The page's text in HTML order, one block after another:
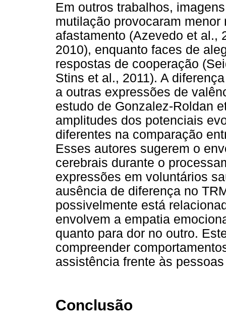
Em outros trabalhos,
mutilação provocaram menor
afastamento (Azevedo et al.,
2010), enquanto faces de
respostas de cooperação
Stins et al., 2011). A
a outras expressões de
estudo de Gonzalez-Roldan
amplitudes dos potenciais
diferentes na comparação
Esses autores sugerem o
cerebrais durante o
expressões em voluntários
ausência de diferença no
possivelmente está
envolvem a empatia
quanto para dor no outro.
compreender
assistência frente às
Conclusão